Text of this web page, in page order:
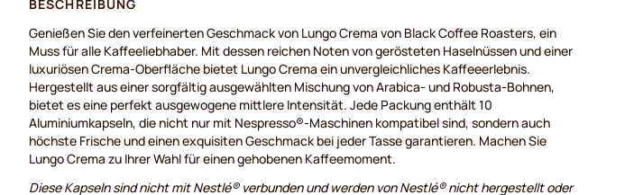
BESCHREIBUNG
Genießen Sie den verfeinerten Geschmack von Lungo Crema von Black Coffee Roasters, ein
Muss für alle Kaffeeliebhaber. Mit dessen reichen Noten von gerösteten Haselnüssen und einer
luxuriösen Crema-Oberfläche bietet Lungo Crema ein unvergleichliches Kaffeeerlebnis.
Hergestellt aus einer sorgfältig ausgewählten Mischung von Arabica- und Robusta-Bohnen,
bietet es eine perfekt ausgewogene mittlere Intensität. Jede Packung enthält 10
Aluminiumkapseln, die nicht nur mit Nespresso®-Maschinen kompatibel sind, sondern auch
höchste Frische und einen exquisiten Geschmack bei jeder Tasse garantieren. Machen Sie
Lungo Crema zu Ihrer Wahl für einen gehobenen Kaffeemoment.
Diese Kapseln sind nicht mit Nestlé® verbunden und werden von Nestlé® nicht hergestellt oder